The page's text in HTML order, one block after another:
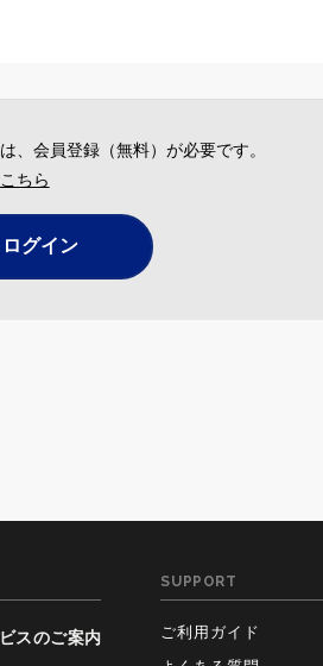
会員登録（無料）が必要です。
こちら
ログイン
スのご案内
SUPPORT
ご利用ガイド